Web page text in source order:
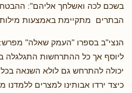
בשכם לכה ואשלחך אליהם":
הבתרים מתקיימת באמצעות מילות
הנצי"ב בספרו "העמק שאלה"
ליוסף אך כל ההתרחשות התגלגלה
יכולה להתרחש גם לולא השנאה
כיצד ירדו אבותינו למצרים